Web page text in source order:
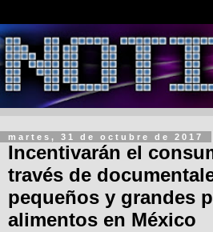
martes, 31 de octubre de 2017
Incentivarán el
través de
pequeños y grandes
alimentos en México